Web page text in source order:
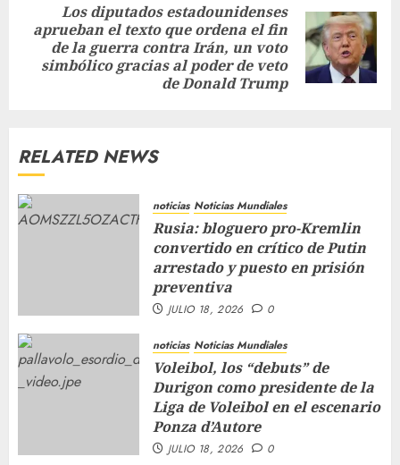
Los diputados estadounidenses
aprueban el texto que ordena el fin
de la guerra contra Irán, un voto
simbólico gracias al poder de veto
de Donald Trump
RELATED NEWS
noticias Noticias Mundiales
Rusia: bloguero pro-Kremlin
convertido en crítico de Putin
arrestado y puesto en prisión
preventiva
JULIO 18, 2026 0
noticias Noticias Mundiales
Voleibol, los “debuts” de
Durigon como presidente de la
Liga de Voleibol en el escenario
Ponza d’Autore
JULIO 18, 2026 0